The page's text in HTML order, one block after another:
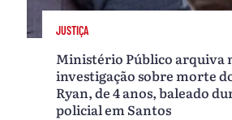
JUSTIÇA
Ministério Público arquiva
investigação sobre morte
Ryan, de 4 anos, baleado
policial em Santos